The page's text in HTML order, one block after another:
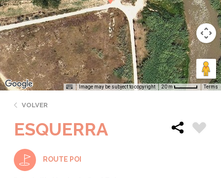
Image may be subject to copyright 20 m Terms
VOLVER
ESQUERRA
ROUTE POI